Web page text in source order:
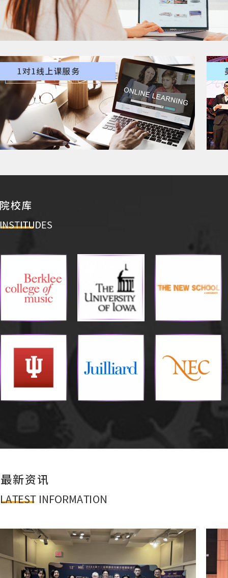
量身定制的留学规划方案，留学前、中、后贴
心的全流程服务体系，强大的院校和教授资源
是您留学成功的有力保障
自主研发高保真授课系统，让学员足不出户就可以
与海外名师学习，获得与现场学习一样的教学收获